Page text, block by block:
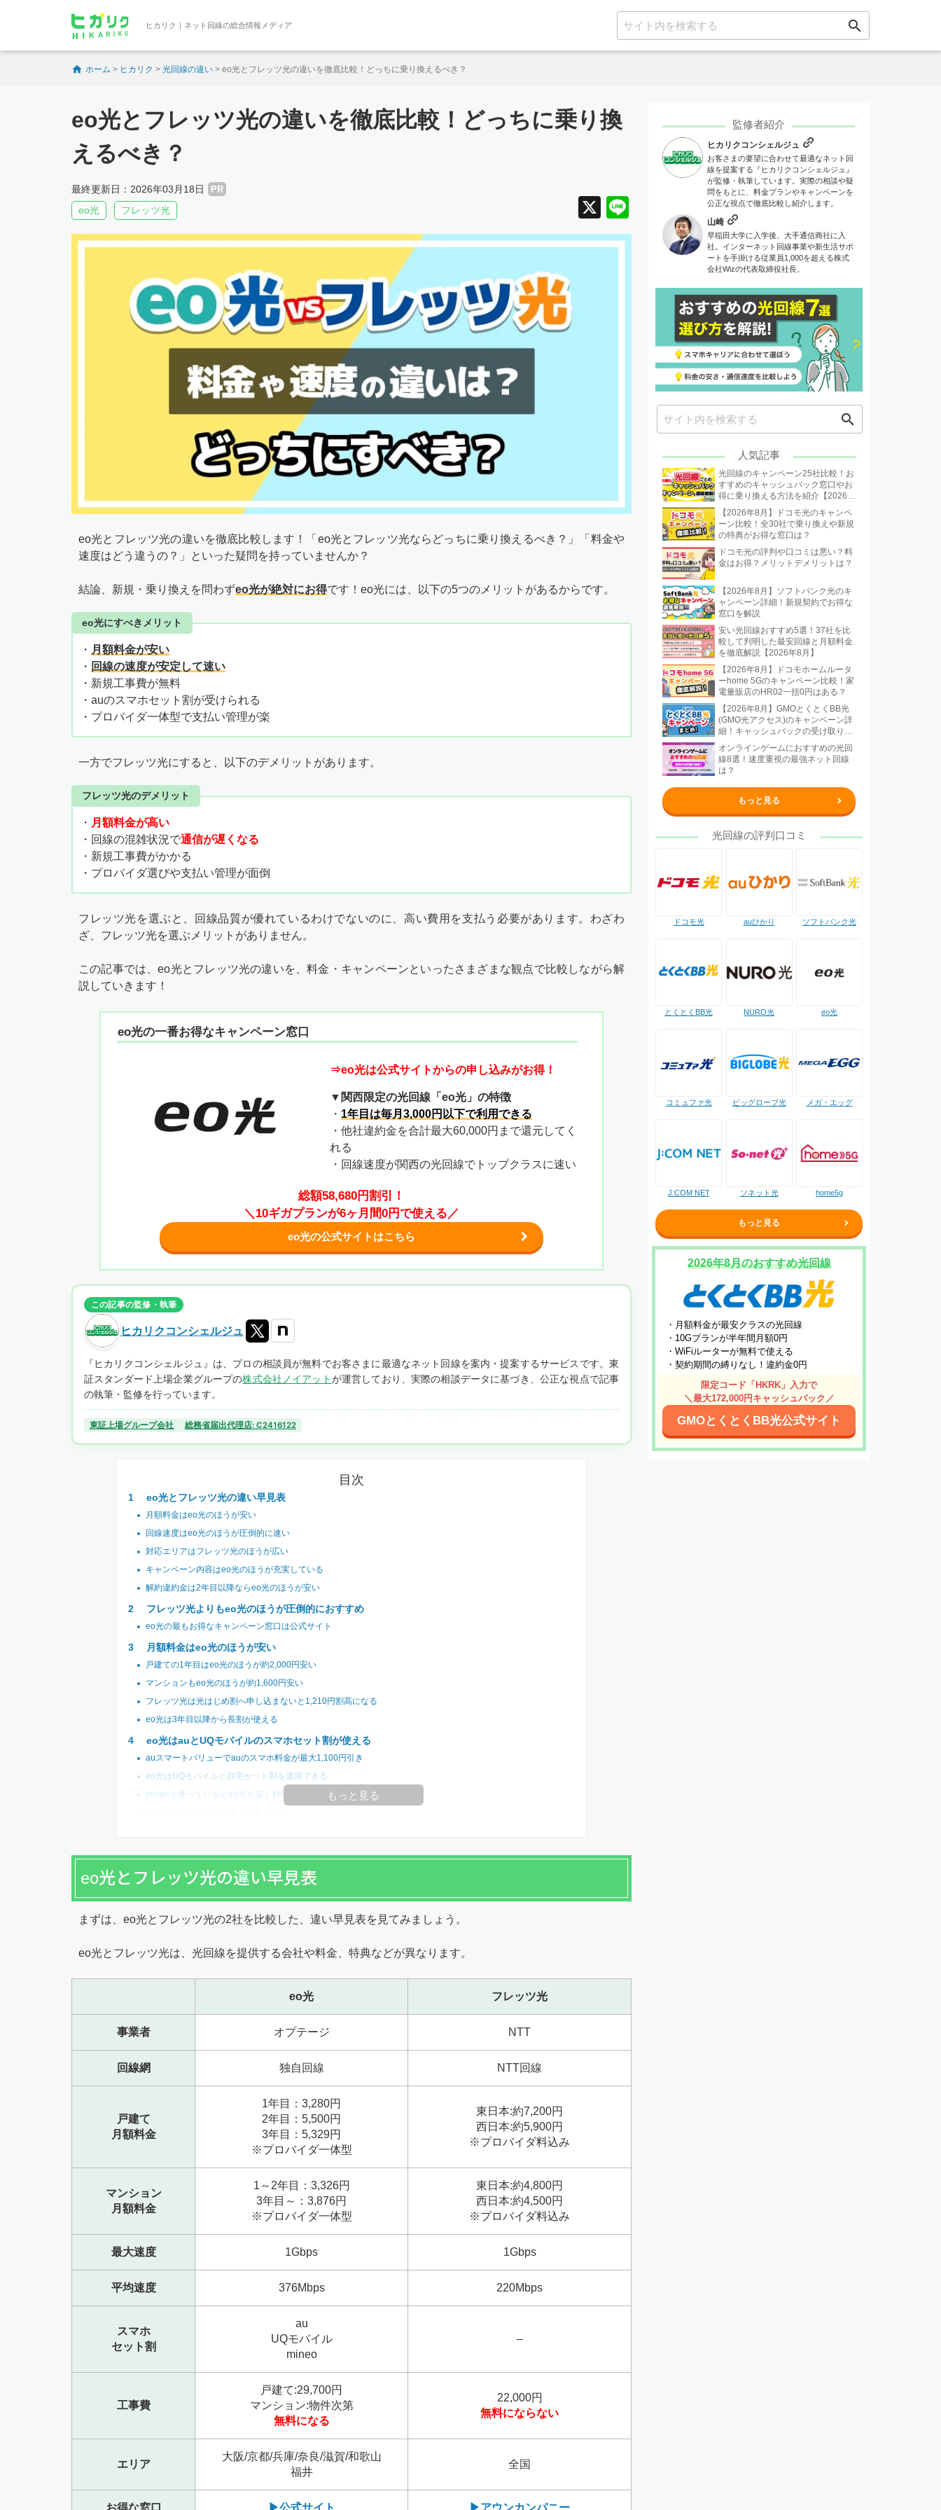
ヒカリク｜ネット回線の総合情報メディア search
ホーム > ヒカリク > 光回線の違い > eo光とフレッツ光の違いを徹底比較！どっちに乗り換えるべき？
eo光とフレッツ光の違いを徹底比較！どっちに乗り換
えるべき？
最終更新日：2026年03月18日 PR
X
eo光 フレッツ光
eo光とフレッツ光の違いを徹底比較します！「eo光とフレッツ光ならどっちに乗り換えるべき？」「料金や
速度はどう違うの？」といった疑問を持っていませんか？
結論、新規・乗り換えを問わずeo光が絶対にお得です！eo光には、以下の5つのメリットがあるからです。
eo光にすべきメリット
・ 月額料金が安い
・ 回線の速度が安定して速い
・新規工事費が無料
・auのスマホセット割が受けられる
・プロバイダ一体型で支払い管理が楽
一方でフレッツ光にすると、以下のデメリットがあります。
フレッツ光のデメリット
・ 月額料金が高い
・回線の混雑状況で通信が遅くなる
・新規工事費がかかる
・プロバイダ選びや支払い管理が面倒
フレッツ光を選ぶと、回線品質が優れているわけでないのに、高い費用を支払う必要があります。わざわ
ざ、フレッツ光を選ぶメリットがありません。
この記事では、eo光とフレッツ光の違いを、料金・キャンペーンといったさまざまな観点で比較しながら解
説していきます！
eo光の一番お得なキャンペーン窓口
⇒eo光は公式サイトからの申し込みがお得！
▼関西限定の光回線「eo光」の特徴
・ 1年目は毎月3,000円以下で利用できる
・他社違約金を合計最大60,000円まで還元してく
れる
・回線速度が関西の光回線でトップクラスに速い
総額58,680円割引！
＼10ギガプランが6ヶ月間0円で使える／
eo光の公式サイトはこちら
この記事の監修・執筆
ヒカリクコンシェルジュ
『ヒカリクコンシェルジュ』は、プロの相談員が無料でお客さまに最適なネット回線を案内・提案するサービスです。東
証スタンダード上場企業グループの株式会社ノイアットが運営しており、実際の相談データに基づき、公正な視点で記事
の執筆・監修を行っています。
東証上場グループ会社 総務省届出代理店: C2416122
目次
eo光とフレッツ光の違い早見表
月額料金はeo光のほうが安い
回線速度はeo光のほうが圧倒的に速い
対応エリアはフレッツ光のほうが広い
キャンペーン内容はeo光のほうが充実している
解約違約金は2年目以降ならeo光のほうが安い
フレッツ光よりもeo光のほうが圧倒的におすすめ
eo光の最もお得なキャンペーン窓口は公式サイト
月額料金はeo光のほうが安い
戸建ての1年目はeo光のほうが約2,000円安い
マンションもeo光のほうが約1,600円安い
フレッツ光は光はじめ割へ申し込まないと1,210円割高になる
eo光は3年目以降から長割が使える
eo光はauとUQモバイルのスマホセット割が使える
auスマートバリューでauのスマホ料金が最大1,100円引き
eo光はUQモバイルと自宅セット割を適用できる
mineoを使っているとeo光を安く利用可能
もっと見る
eo光とフレッツ光の違い早見表
まずは、eo光とフレッツ光の2社を比較した、違い早見表を見てみましょう。
eo光とフレッツ光は、光回線を提供する会社や料金、特典などが異なります。
eo光 フレッツ光
事業者 オプテージ NTT
回線網 独自回線 NTT回線
戸建て
月額料金
1年目：3,280円
2年目：5,500円
3年目：5,329円
※プロバイダ一体型
東日本:約7,200円
西日本:約5,900円
※プロバイダ料込み
マンション
月額料金
1～2年目：3,326円
3年目～：3,876円
※プロバイダ一体型
東日本:約4,800円
西日本:約4,500円
※プロバイダ料込み
最大速度 1Gbps 1Gbps
平均速度 376Mbps 220Mbps
スマホ
セット割
au
UQモバイル
mineo
–
工事費
戸建て:29,700円
マンション:物件次第
無料になる
22,000円
無料にならない
エリア
大阪/京都/兵庫/奈良/滋賀/和歌山
福井
全国
お得な窓口 ▶公式サイト ▶アウンカンパニー
監修者紹介
ヒカリクコンシェルジュ
お客さまの要望に合わせて最適なネット回
線を提案する『ヒカリクコンシェルジュ』
が監修・執筆しています。実際の相談や疑
問をもとに、料金プランやキャンペーンを
公正な視点で徹底比較し紹介します。
山崎
早稲田大学に入学後、大手通信商社に入
社。インターネット回線事業や新生活サポ
ートを手掛ける従業員1,000を超える株式
会社Wizの代表取締役社長。
search
人気記事
光回線のキャンペーン25社比較！お
すすめのキャッシュバック窓口やお
得に乗り換える方法を紹介【2026年
8月】
【2026年8月】ドコモ光のキャンペ
ーン比較！全30社で乗り換えや新規
の特典がお得な窓口は？
ドコモ光の評判や口コミは悪い？料
金はお得？メリットデメリットは？
【2026年8月】ソフトバンク光のキ
ャンペーン詳細！新規契約でお得な
窓口を解説
安い光回線おすすめ5選！37社を比
較して判明した最安回線と月額料金
を徹底解説【2026年8月】
【2026年8月】ドコモホームルータ
ーhome 5Gのキャンペーン比較！家
電量販店のHR02一括0円はある？
【2026年8月】GMOとくとくBB光
(GMO光アクセス)のキャンペーン詳
細！キャッシュバックの受け取り方
法も解説
オンラインゲームにおすすめの光回
線8選！速度重視の最強ネット回線
は？
もっと見る
光回線の評判口コミ
ドコモ光 auひかり ソフトバンク光
とくとくBB光 NURO光 eo光
コミュファ光 ビッグローブ光 メガ・エッグ
J:COM NET ソネット光 home5g
もっと見る
2026年8月のおすすめ光回線
・月額料金が最安クラスの光回線
・10Gプランが半年間月額0円
・WiFiルーターが無料で使える
・契約期間の縛りなし！違約金0円
限定コード「HKRK」入力で
＼最大172,000円キャッシュバック／
GMOとくとくBB光公式サイト